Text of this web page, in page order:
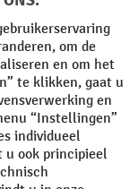
delivery charges,
korting is niet van